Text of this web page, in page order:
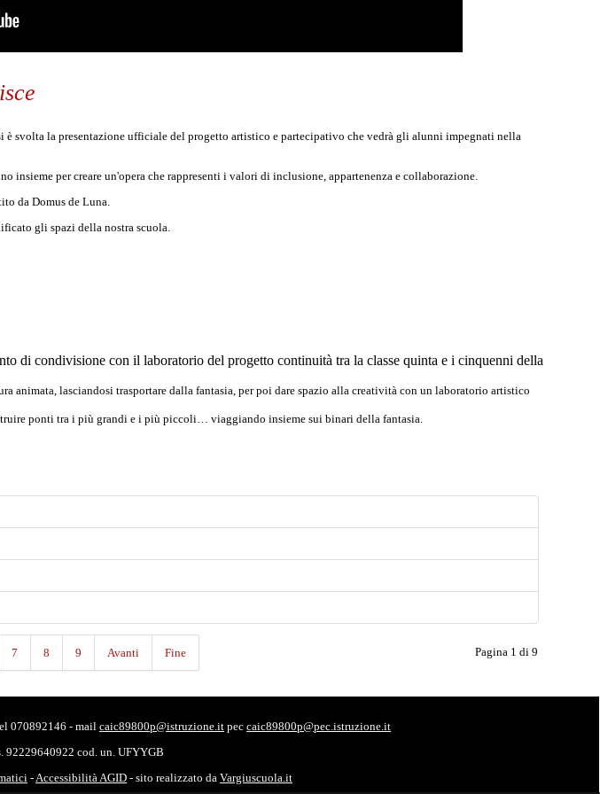
è svolta la presentazione ufficiale del progetto artistico e partecipativo che vedrà gli alunni impegnati nella
insieme per creare un'opera che rappresenti i valori di inclusione, appartenenza e collaborazione.
da Domus de Luna.
gli spazi della nostra scuola.
di condivisione con il laboratorio del progetto continuità tra la classe quinta e i cinquenni della
animata, lasciandosi trasportare dalla fantasia, per poi dare spazio alla creatività con un laboratorio artistico
ponti tra i più grandi e i più piccoli… viaggiando insieme sui binari della fantasia.
Pagina 1 di 9
7 8 9 Avanti Fine
070892146 - mail caic89800p@istruzione.it pec caic89800p@pec.istruzione.it
92229640922 cod. un. UFYYGB
-Accessibilità AGID - sito realizzato da Vargiuscuola.it